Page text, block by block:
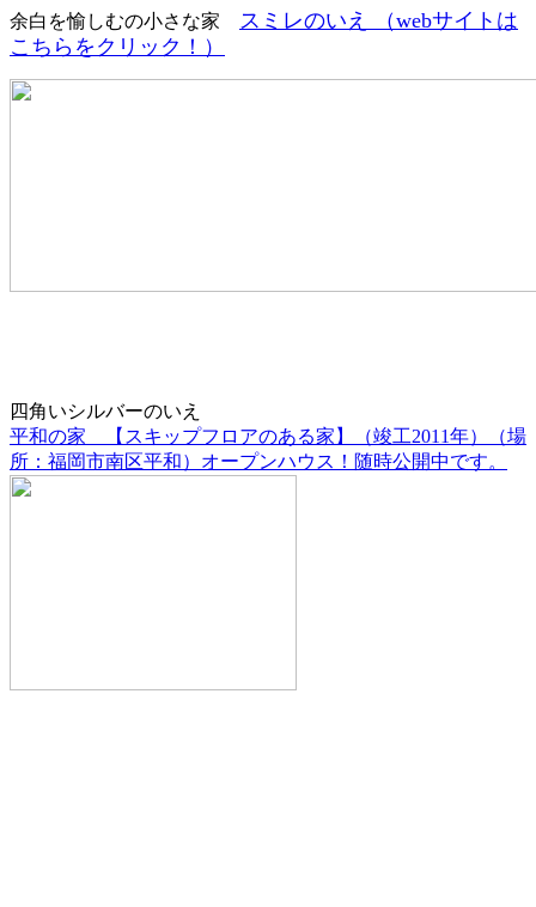
余白を愉しむの小さな家
スミレのいえ （webサイトは
こちらをクリック！）
四角いシルバーのいえ
平和の家 【スキップフロアのある家】（竣工2011年）（場
所：福岡市南区平和）オープンハウス！随時公開中です。